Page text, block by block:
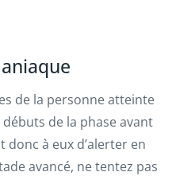
de la personne atteinte
de la phase avant
donc à eux d’alerter en
avancé, ne tentez pas